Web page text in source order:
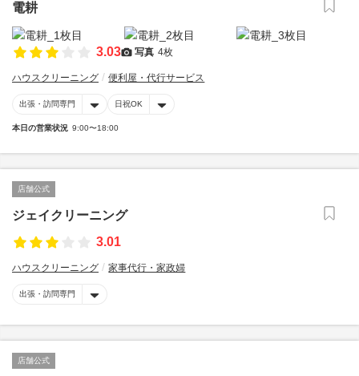
電耕
3.03 写真 4枚
ハウスクリーニング 便利屋・代行サービス
出張・訪問専門 日祝OK
本日の営業状況 9:00〜18:00
店舗公式
ジェイクリーニング
3.01
ハウスクリーニング 家事代行・家政婦
出張・訪問専門
店舗公式